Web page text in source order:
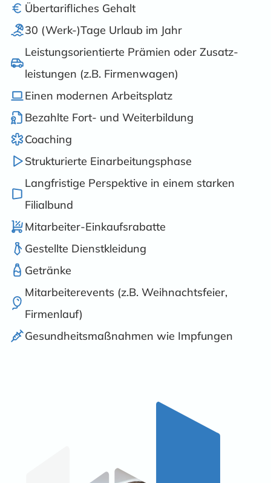
Übertarifliches Gehalt
30 (Werk-)Tage Urlaub im Jahr
Leistungs­orientierte Prämien oder Zusatz­
leistungen (z.B. Firmenwagen)
Einen modernen Arbeitsplatz
Bezahlte Fort- und Weiterbildung
Coaching
Strukturierte Einarbeitungs­phase
Langfristige Perspektive in einem starken
Filialbund
Mitarbeiter-Einkaufsrabatte
Gestellte Dienstkleidung
Getränke
Mitarbeiter­events (z.B. Weihnachtsfeier,
Firmenlauf)
Gesundheits­maßnahmen wie Impfungen